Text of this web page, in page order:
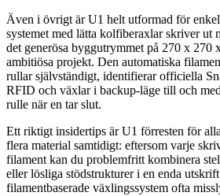
Även i övrigt är U1 helt utformad för
systemet med lätta kolfiberaxlar skriver ut
det generösa byggutrymmet på 270 x 270
ambitiösa projekt. Den automatiska
rullar självständigt, identifierar officiella
RFID och växlar i backup-läge till och
rulle när en tar slut.
Ett riktigt insidertips är U1 förresten för
flera material samtidigt: eftersom varje
filament kan du problemfritt kombinera
eller lösliga stödstrukturer i en enda
filamentbaserade växlingssystem ofta